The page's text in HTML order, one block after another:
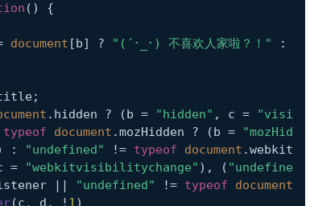
( ) {
document [b] ? "(´･_･) 不喜欢人家啦？！"
:
;
. hidden ? (b = "hidden" , c =
"visi
typeof document .mozHidden ? (b =
"mozHid
: "undefined" != typeof document .webkit
= "webkitvisibilitychange" ), ( "undefine
|| "undefined" != typeof
document
(c, d, ! 1)